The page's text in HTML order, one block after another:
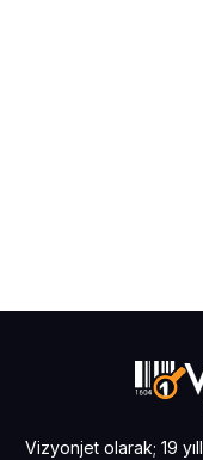
Vizyonjet olarak; 19